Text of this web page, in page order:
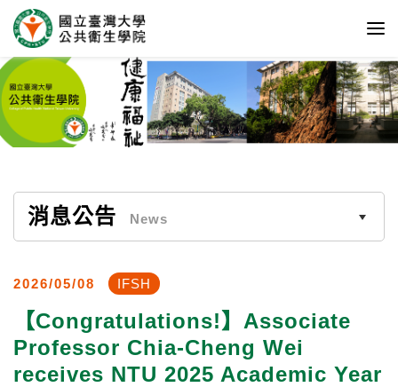
消息公告 News
2026/05/08 IFSH
【Congratulations!】Associate
Professor Chia-Cheng Wei
receives NTU 2025 Academic Year